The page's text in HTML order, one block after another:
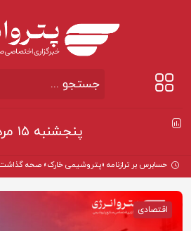
پنجشنبه ۱۵ مرداد ۱۴۰۵
حسابرس بر ترازنامه «پتروشیمی خارک» صحه گذاشت؛
اقتصادی